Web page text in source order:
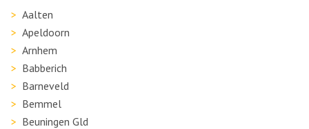
Aalten
Apeldoorn
Arnhem
Babberich
Barneveld
Bemmel
Beuningen Gld